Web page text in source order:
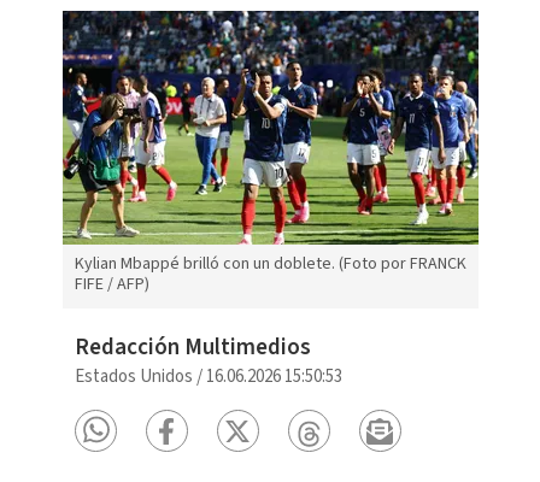
Kylian Mbappé brilló con un doblete. (Foto por FRANCK
FIFE / AFP)
Redacción Multimedios
Estados Unidos /16.06.2026 15:50:53